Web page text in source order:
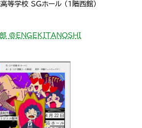
高等学校 SGホール (1階西館)
@ENGEKITANOSHI